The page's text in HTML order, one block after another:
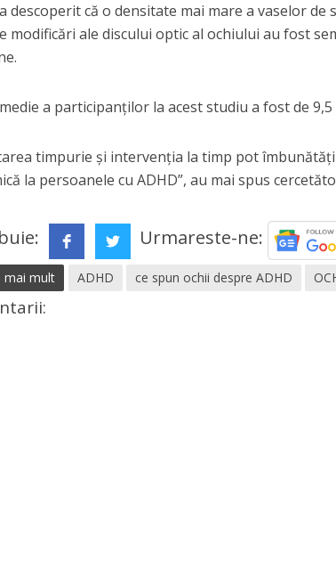
descoperit că o densitate mai mare a vaselor
modificări ale discului optic al ochiului au fost
a participanților la acest studiu a fost de 9,5
timpurie și intervenția la timp pot
la persoanele cu ADHD”, au mai spus
Urmareste-ne:
mai mult ADHD ce spun ochii despre ADHD